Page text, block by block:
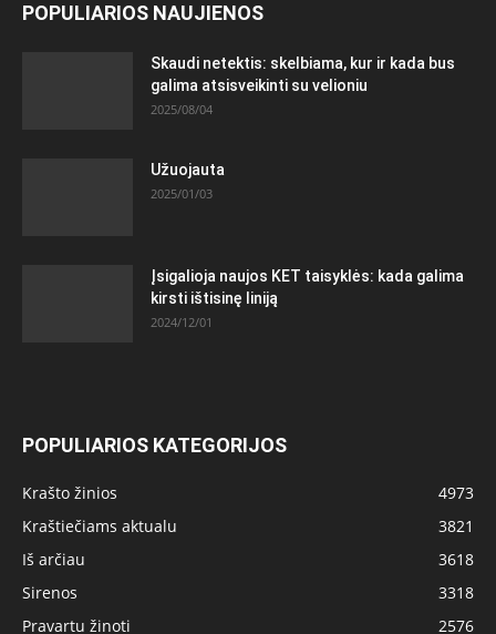
POPULIARIOS NAUJIENOS
Skaudi netektis: skelbiama, kur ir kada bus
galima atsisveikinti su velioniu
2025/08/04
Užuojauta
2025/01/03
Įsigalioja naujos KET taisyklės: kada galima
kirsti ištisinę liniją
2024/12/01
POPULIARIOS KATEGORIJOS
Krašto žinios
4973
Kraštiečiams aktualu
3821
Iš arčiau
3618
Sirenos
3318
Pravartu žinoti
2576